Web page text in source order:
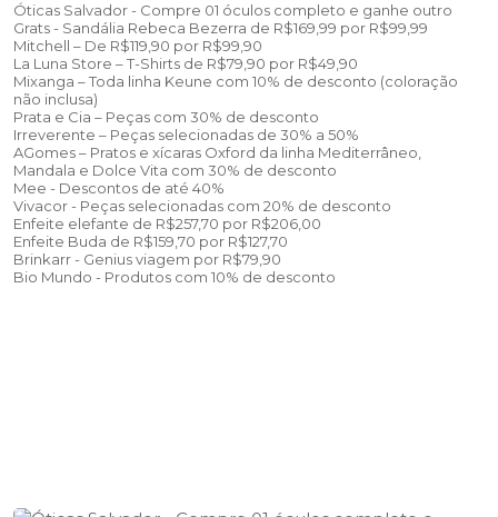
Óticas Salvador - Compre 01 óculos completo e ganhe outro
Grats - Sandália Rebeca Bezerra de R$169,99 por R$99,99
Mitchell – De R$119,90 por R$99,90
La Luna Store – T-Shirts de R$79,90 por R$49,90
Mixanga – Toda linha Keune com 10% de desconto (coloração
não inclusa)
Prata e Cia – Peças com 30% de desconto
Irreverente – Peças selecionadas de 30% a 50%
AGomes – Pratos e xícaras Oxford da linha Mediterrâneo,
Mandala e Dolce Vita com 30% de desconto
Mee - Descontos de até 40%
Vivacor - Peças selecionadas com 20% de desconto
Enfeite elefante de R$257,70 por R$206,00
Enfeite Buda de R$159,70 por R$127,70
Brinkarr - Genius viagem por R$79,90
Bio Mundo - Produtos com 10% de desconto